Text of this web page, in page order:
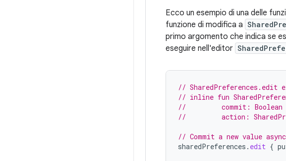
Ecco un esempio di una delle
funzione di modifica a
primo argomento che indica se
eseguire nell'editor
// SharedPreferences.edit
// inline fun
//         commit: Boolean
//         action:
// Commit a new value
sharedPreferences . edit {